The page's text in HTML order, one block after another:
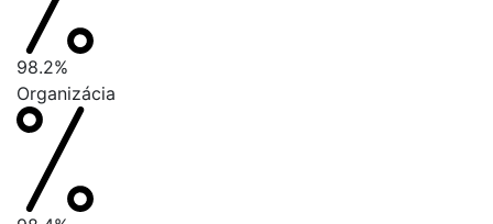
98.2%
Organizácia